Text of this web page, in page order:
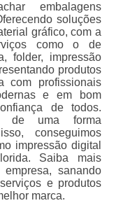
embalagens
soluções
gráfico, com a
como o de
folder, impressão
produtos
com profissionais
e em bom
de todos.
de uma forma
conseguimos
impressão digital
Saiba mais
sanando
e produtos
marca.